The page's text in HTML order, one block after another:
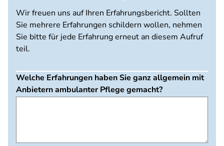
Wir freuen uns auf Ihren Erfahrungsbericht. Sollten
Sie mehrere Erfahrungen schildern wollen, nehmen
Sie bitte für jede Erfahrung erneut an diesem Aufruf
teil.
Welche Erfahrungen haben Sie ganz allgemein mit
Anbietern ambulanter Pflege gemacht?